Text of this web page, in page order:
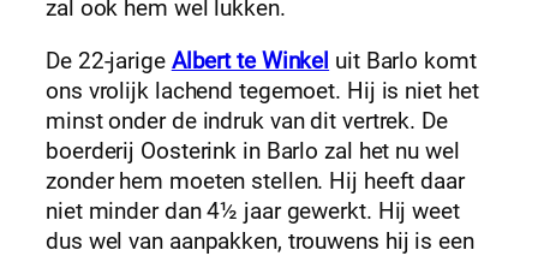
zal ook hem wel lukken.
De 22-jarige Albert te Winkel uit Barlo komt
ons vrolijk lachend tegemoet. Hij is niet het
minst onder de indruk van dit vertrek. De
boerderij Oosterink in Barlo zal het nu wel
zonder hem moeten stellen. Hij heeft daar
niet minder dan 4½ jaar gewerkt. Hij weet
dus wel van aanpakken, trouwens hij is een